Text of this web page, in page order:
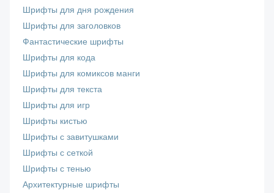
Шрифты для дня рождения
Шрифты для заголовков
Фантастические шрифты
Шрифты для кода
Шрифты для комиксов манги
Шрифты для текста
Шрифты для игр
Шрифты кистью
Шрифты с завитушками
Шрифты с сеткой
Шрифты с тенью
Архитектурные шрифты